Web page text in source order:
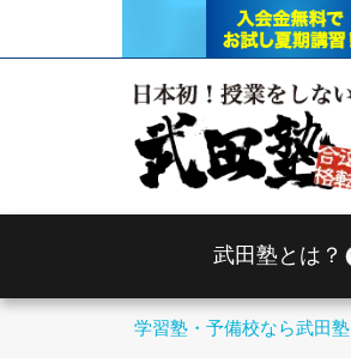
武田塾とは？
学習塾・予備校なら武田塾